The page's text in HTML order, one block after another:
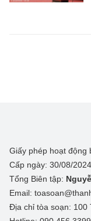
Giấy phép hoạt động
Cấp ngày: 30/08/
Tổng Biên tập:
Email:
Địa chỉ tòa soạn: 100